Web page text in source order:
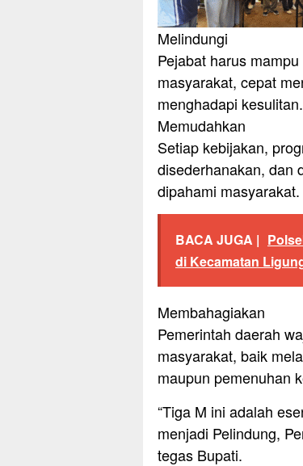
Melindungi
Pejabat harus
masyarakat, cepat
menghadapi kesulitan.
Memudahkan
Setiap kebijakan,
disederhanakan, dan
dipahami masyarakat.
BACA JUGA |
di Kecamatan
Membahagiakan
Pemerintah daerah
masyarakat, baik
maupun pemenuhan
“Tiga M ini adalah
menjadi Pelindung,
tegas Bupati.